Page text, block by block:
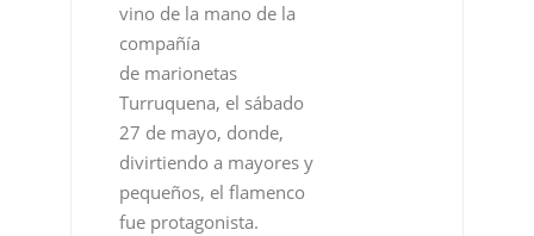
vino de la mano de la
compañía
de marionetas
Turruquena, el sábado
27 de mayo, donde,
divirtiendo a mayores y
pequeños, el flamenco
fue protagonista.